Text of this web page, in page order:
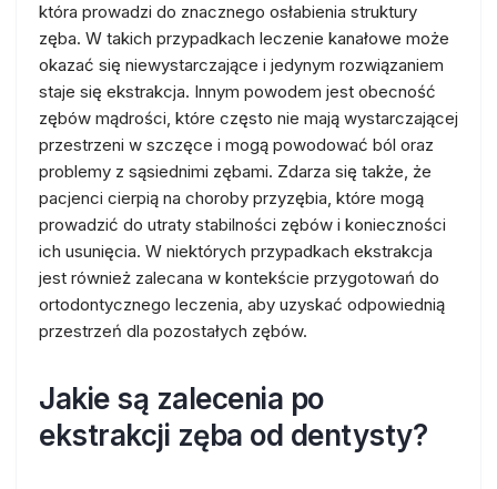
która prowadzi do znacznego osłabienia struktury
zęba. W takich przypadkach leczenie kanałowe może
okazać się niewystarczające i jedynym rozwiązaniem
staje się ekstrakcja. Innym powodem jest obecność
zębów mądrości, które często nie mają wystarczającej
przestrzeni w szczęce i mogą powodować ból oraz
problemy z sąsiednimi zębami. Zdarza się także, że
pacjenci cierpią na choroby przyzębia, które mogą
prowadzić do utraty stabilności zębów i konieczności
ich usunięcia. W niektórych przypadkach ekstrakcja
jest również zalecana w kontekście przygotowań do
ortodontycznego leczenia, aby uzyskać odpowiednią
przestrzeń dla pozostałych zębów.
Jakie są zalecenia po
ekstrakcji zęba od dentysty?